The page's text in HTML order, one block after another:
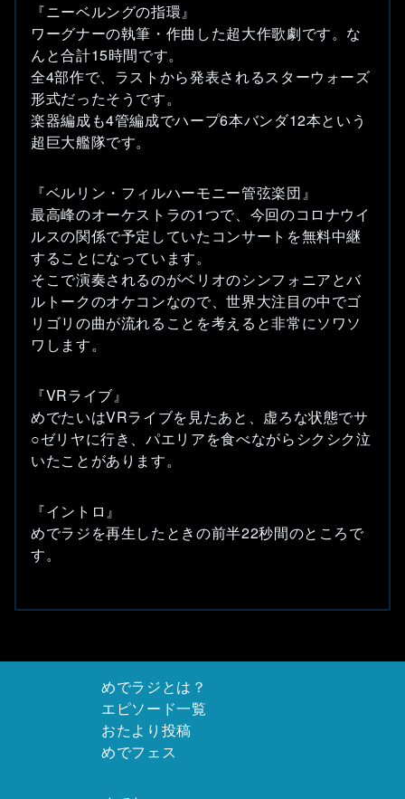
『ニーベルングの指環』
ワーグナーの執筆・作曲した超大作歌劇です。な
んと合計15時間です。
全4部作で、ラストから発表されるスターウォーズ
形式だったそうです。
楽器編成も4管編成でハープ6本バンダ12本という
超巨大艦隊です。
『ベルリン・フィルハーモニー管弦楽団』
最高峰のオーケストラの1つで、今回のコロナウイ
ルスの関係で予定していたコンサートを無料中継
することになっています。
そこで演奏されるのがベリオのシンフォニアとバ
ルトークのオケコンなので、世界大注目の中でゴ
リゴリの曲が流れることを考えると非常にソワソ
ワします。
『VRライブ』
めでたいはVRライブを見たあと、虚ろな状態でサ
○ゼリヤに行き、パエリアを食べながらシクシク泣
いたことがあります。
『イントロ』
めでラジを再生したときの前半22秒間のところで
す。
めでラジとは？
エピソード一覧
おたより投稿
めでフェス